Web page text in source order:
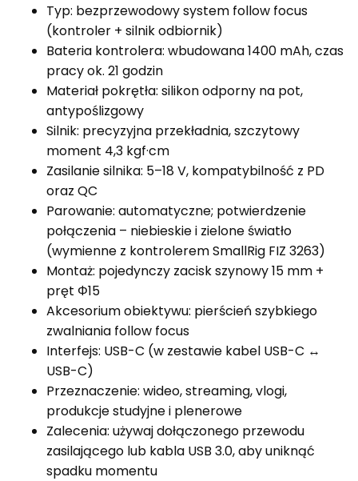
Typ: bezprzewodowy system follow focus
(kontroler + silnik odbiornik)
Bateria kontrolera: wbudowana 1400 mAh, czas
pracy ok. 21 godzin
Materiał pokrętła: silikon odporny na pot,
antypoślizgowy
Silnik: precyzyjna przekładnia, szczytowy
moment 4,3 kgf·cm
Zasilanie silnika: 5–18 V, kompatybilność z PD
oraz QC
Parowanie: automatyczne; potwierdzenie
połączenia – niebieskie i zielone światło
(wymienne z kontrolerem SmallRig FIZ 3263)
Montaż: pojedynczy zacisk szynowy 15 mm +
pręt Φ15
Akcesorium obiektywu: pierścień szybkiego
zwalniania follow focus
Interfejs: USB-C (w zestawie kabel USB-C ↔
USB-C)
Przeznaczenie: wideo, streaming, vlogi,
produkcje studyjne i plenerowe
Zalecenia: używaj dołączonego przewodu
zasilającego lub kabla USB 3.0, aby uniknąć
spadku momentu